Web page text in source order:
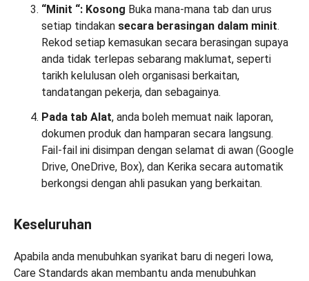
“Minit “: Kosong Buka mana-mana tab dan urus
setiap tindakan secara berasingan dalam minit.
Rekod setiap kemasukan secara berasingan supaya
anda tidak terlepas sebarang maklumat, seperti
tarikh kelulusan oleh organisasi berkaitan,
tandatangan pekerja, dan sebagainya.
Pada tab Alat, anda boleh memuat naik laporan,
dokumen produk dan hamparan secara langsung.
Fail-fail ini disimpan dengan selamat di awan (Google
Drive, OneDrive, Box), dan Kerika secara automatik
berkongsi dengan ahli pasukan yang berkaitan.
Keseluruhan
Apabila anda menubuhkan syarikat baru di negeri Iowa,
Care Standards akan membantu anda menubuhkan